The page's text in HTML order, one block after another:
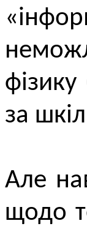
за
Але
щодо